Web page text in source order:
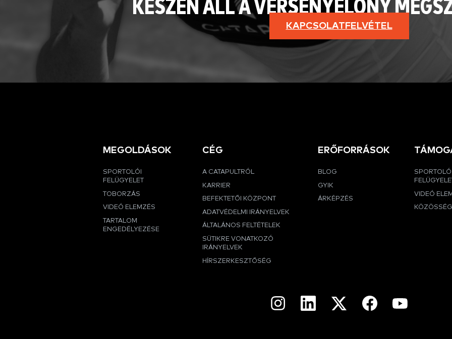
KÉSZEN ÁLL A VERSENYELŐNY
KAPCSOLATFELVÉTEL
MEGOLDÁSOK
SPORTOLÓI
FELÜGYELET
TOBORZÁS
VIDEÓ ELEMZÉS
TARTALOM
ENGEDÉLYEZÉSE
CÉG
A CATAPULTRÓL
KARRIER
BEFEKTETŐI KÖZPONT
ADATVÉDELMI IRÁNYELVEK
ÁLTALÁNOS FELTÉTELEK
SÜTIKRE VONATKOZÓ
IRÁNYELVEK
HÍRSZERKESZTŐSÉG
ERŐFORRÁSOK
BLOG
GYIK
ÁRKÉPZÉS
VIDEÓ